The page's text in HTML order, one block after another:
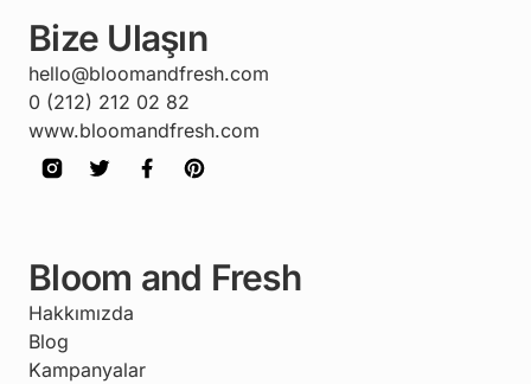
Bize Ulaşın
hello@bloomandfresh.com
0 (212) 212 02 82
www.bloomandfresh.com
Bloom and Fresh
Hakkımızda
Blog
Kampanyalar